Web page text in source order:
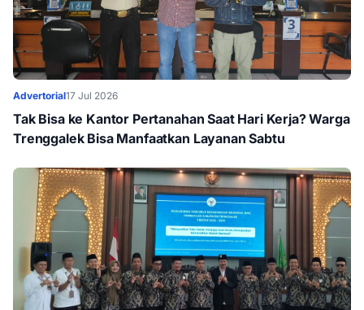
Advertorial17 Jul 2026
Tak Bisa ke Kantor Pertanahan Saat Hari Kerja? Warga
Trenggalek Bisa Manfaatkan Layanan Sabtu